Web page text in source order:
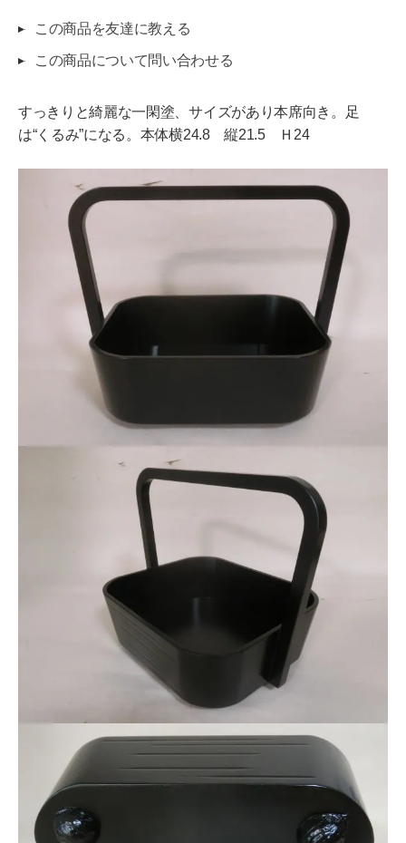
この商品を友達に教える
この商品について問い合わせる
すっきりと綺麗な一閑塗、サイズがあり本席向き。足
は“くるみ”になる。本体横24.8 縦21.5 Ｈ24